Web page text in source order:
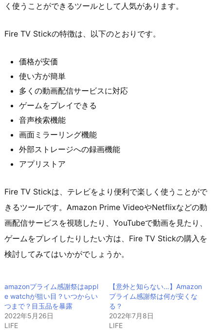
く使うことができるツールとして人気があります。
Fire TV Stickの特徴は、以下のとおりです。
価格が安価
使い方が簡単
多くの動画配信サービスに対応
ゲームをプレイできる
音声検索機能
画面ミラーリング機能
外部ストレージへの録画機能
アプリストア
Fire TV Stickは、テレビをより便利で楽しく使うことがで
きるツールです。Amazon Prime VideoやNetflixなどの動
画配信サービスを視聴したり、YouTubeで動画を見たり、
ゲームをプレイしたりしたい方は、Fire TV Stickの購入を
検討してみてはいかがでしょうか。
amazonプライム感謝祭はappl
e watchが狙い目？いつからい
つまで？目玉品を暴露
2022年5月26日
LIFE
【意外と知らない…】Amazon
プライム感謝祭は何が安くな
る？
2022年7月8日
LIFE